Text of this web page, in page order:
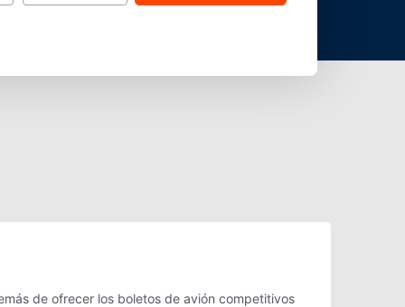
de ofrecer los boletos de avión competitivos